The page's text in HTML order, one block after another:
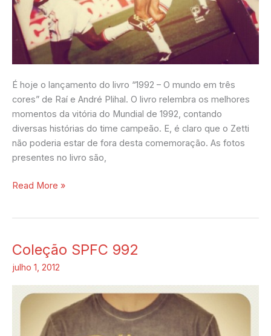
É hoje o lançamento do livro “1992 – O mundo em três
cores” de Raí e André Plihal. O livro relembra os melhores
momentos da vitória do Mundial de 1992, contando
diversas histórias do time campeão. E, é claro que o Zetti
não poderia estar de fora desta comemoração. As fotos
presentes no livro são,
Read More »
Coleção SPFC 992
julho 1, 2012
Coleção
SPFC